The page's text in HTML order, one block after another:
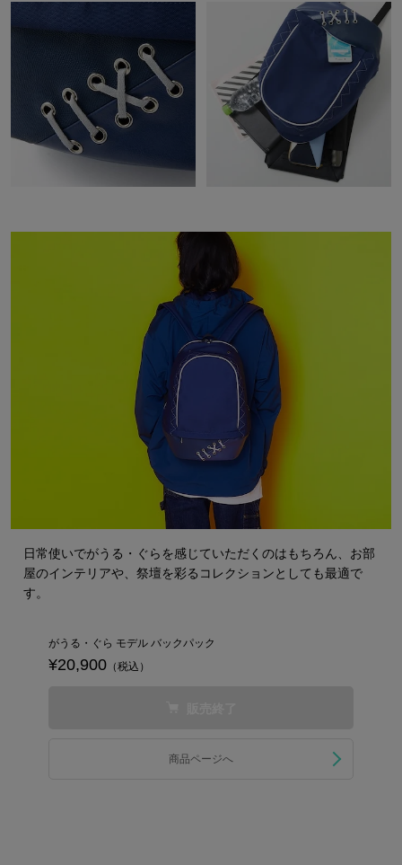
日常使いでがうる・ぐらを感じていただくのはもちろん、お部
屋のインテリアや、祭壇を彩るコレクションとしても最適で
す。
がうる・ぐら モデル バックパック
¥20,900 （税込）
商品ページへ